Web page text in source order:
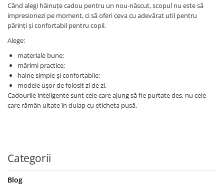
Când alegi hăinuțe cadou pentru un nou-născut, scopul nu este să
impresionezi pe moment, ci să oferi ceva cu adevărat util pentru
părinți și confortabil pentru copil.
Alege:
materiale bune;
mărimi practice;
haine simple și confortabile;
modele ușor de folosit zi de zi.
Cadourile inteligente sunt cele care ajung să fie purtate des, nu cele
care rămân uitate în dulap cu eticheta pusă.
Categorii
Blog